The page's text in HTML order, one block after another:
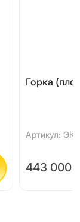
Горка
Артикул:
443 000